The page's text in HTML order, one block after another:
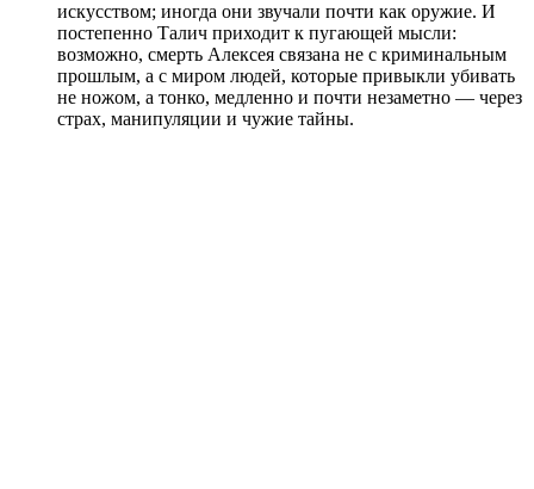
искусством; иногда они звучали почти как оружие. И
постепенно Талич приходит к пугающей мысли:
возможно, смерть Алексея связана не с криминальным
прошлым, а с миром людей, которые привыкли убивать
не ножом, а тонко, медленно и почти незаметно — через
страх, манипуляции и чужие тайны.